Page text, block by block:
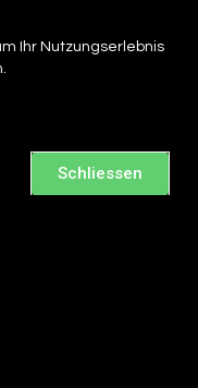
Ihr Nutzungserlebnis
Schliessen